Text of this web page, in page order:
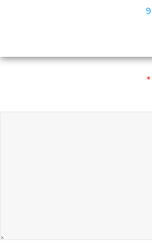
*